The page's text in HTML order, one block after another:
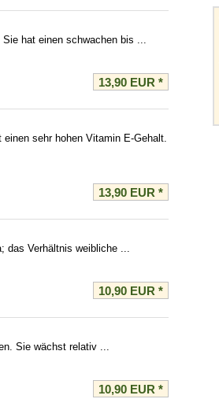
hat einen schwachen bis ...
13,90 EUR *
sehr hohen Vitamin E-Gehalt.
13,90 EUR *
das Verhältnis weibliche ...
10,90 EUR *
Sie wächst relativ ...
10,90 EUR *